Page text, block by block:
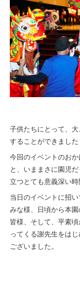
子供たちにとって、
することができました
今回のイベントのお
と、いままさに園児
立つとても意義深い
当日のイベントに招
みな様、日頃から本
皆様、そして、平素
ってくる謝先生をは
ございました。